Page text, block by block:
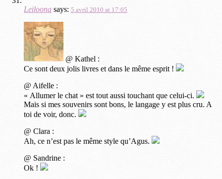
Leiloona says: 5 avril 2010 at 17:05
@ Kathel :
Ce sont deux jolis livres et dans le même esprit !
@ Aifelle :
« Allumer le chat » est tout aussi touchant que celui-ci.
Mais si mes souvenirs sont bons, le langage y est plus cru. A
toi de voir, donc.
@ Clara :
Ah, ce n’est pas le même style qu’Agus.
@ Sandrine :
Ok !